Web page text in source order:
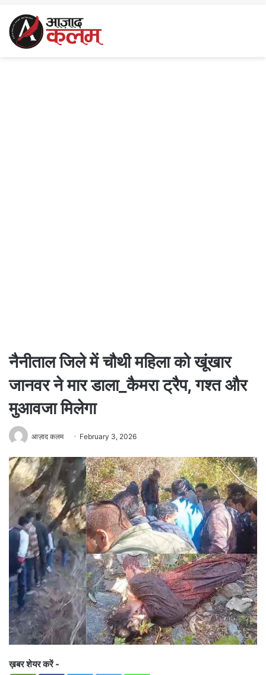
नैनीताल जिले में चौथी महिला को खूंखार
जानवर ने मार डाला_कैमरा ट्रैप, गश्त और
मुआवजा मिलेगा
आज़ाद कलम February 3, 2026
ख़बर शेयर करें -